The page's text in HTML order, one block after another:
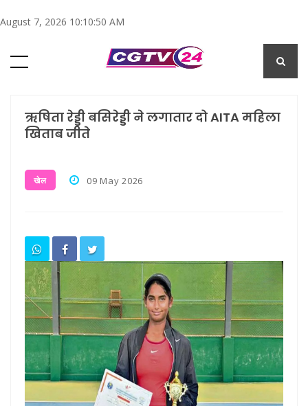
August 7, 2026 10:10:51 AM
ऋषिता रेड्डी बसिरेड्डी ने लगातार दो AITA महिला
खिताब जीते
खेल 09 May 2026